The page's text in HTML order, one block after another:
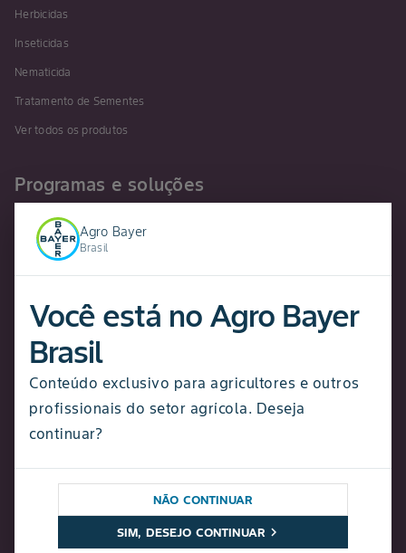
Herbicidas
Inseticidas
Nematicida
Tratamento de Sementes
Ver todos os produtos
Programas e soluções
Agricultura Digital
Fieldview™
Pro Carbono
Bayer Directo
Sobre a Bayer
Agro Bayer
Brasil
Você está no Agro Bayer
Brasil
Conteúdo exclusivo para agricultores e outros
profissionais do setor agrícola. Deseja
continuar?
NÃO CONTINUAR
SIM, DESEJO CONTINUAR chevron_right